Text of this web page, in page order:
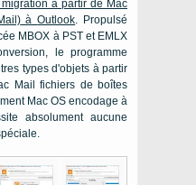
migration à partir de Mac
àOutlook. Propulsé
MBOX à PSTet EMLX
le programme
types d'objets à partir
Mail
fichiers de boîtes
Mac OS encodage à
absolument aucune